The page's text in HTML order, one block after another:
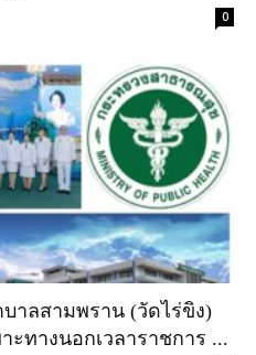
0
บาลสามพราน (วัดไร่ขิง)
ะทางนอกเวลาราชการ ...